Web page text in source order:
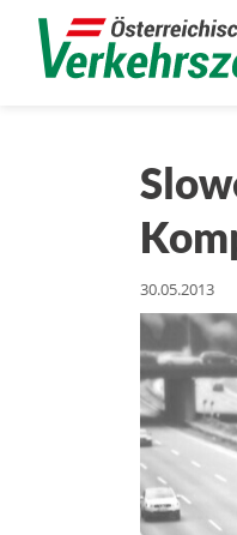
30.05.2013